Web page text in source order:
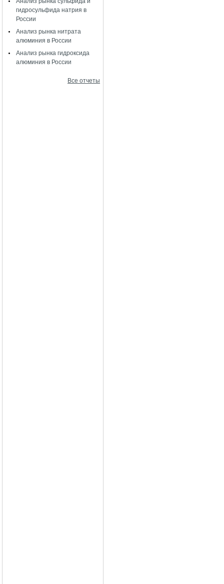
гидросульфида натрия в
России
Анализ рынка нитрата
алюминия в России
Анализ рынка гидроксида
алюминия в России
Все отчеты